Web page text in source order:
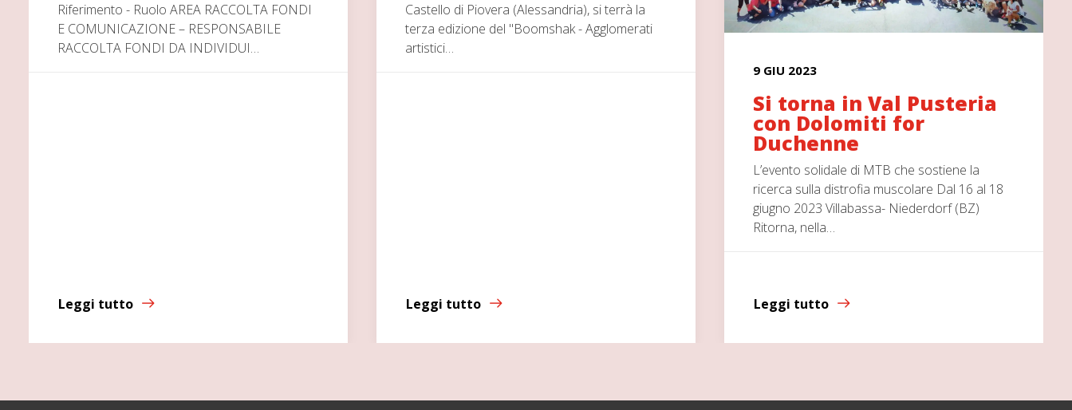
Riferimento - Ruolo AREA RACCOLTA FONDI
E COMUNICAZIONE – RESPONSABILE
RACCOLTA FONDI DA INDIVIDUI…
Leggi tutto
Castello di Piovera (Alessandria), si terrà la
terza edizione del "Boomshak - Agglomerati
artistici…
Leggi tutto
9 GIU 2023
Si torna in Val Pusteria
con Dolomiti for
Duchenne
L’evento solidale di MTB che sostiene la
ricerca sulla distrofia muscolare Dal 16 al 18
giugno 2023 Villabassa- Niederdorf (BZ)
Ritorna, nella…
Leggi tutto